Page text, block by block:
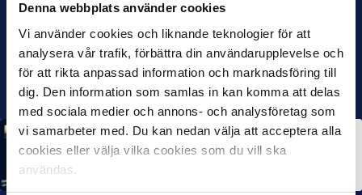
Denna webbplats använder cookies
Vi använder cookies och liknande teknologier för att
analysera vår trafik, förbättra din användarupplevelse och
för att rikta anpassad information och marknadsföring till
dig. Den information som samlas in kan komma att delas
med sociala medier och annons- och analysföretag som
vi samarbeter med. Du kan nedan välja att acceptera alla
cookies eller välja vilka cookies som du vill ska
användas.
Rösta på Månadens Spelare & Tränare i juli